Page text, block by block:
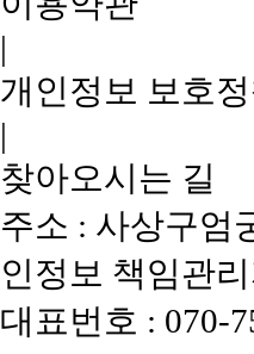
|
개인정보 보호정
|
찾아오시는 길
주소 : 사상구엄
인정보 책임관
대표번호 : 070-